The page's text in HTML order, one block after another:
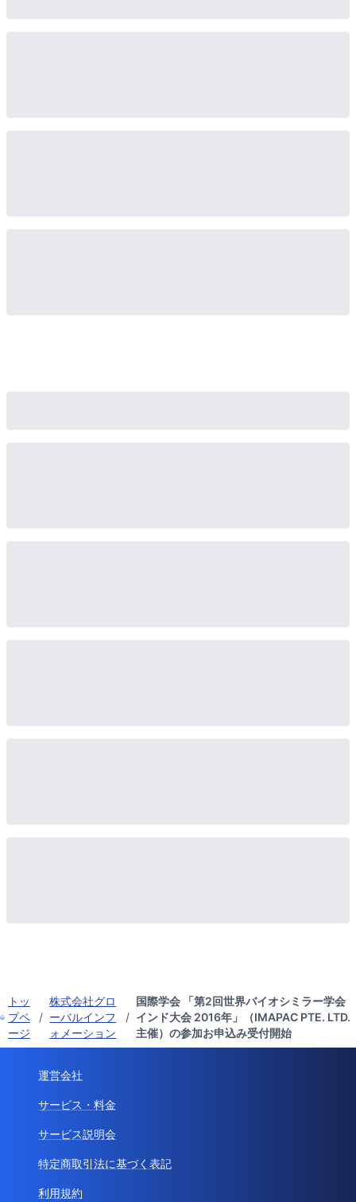
トッ
プペ
ージ
/
株式会社グロ
ーバルインフ
ォメーション
/
国際学会 「第2回世界バイオシミラー学会
インド大会 2016年」（IMAPAC PTE. LTD.
主催）の参加お申込み受付開始
運営会社
サービス・料金
サービス説明会
特定商取引法に基づく表記
利用規約